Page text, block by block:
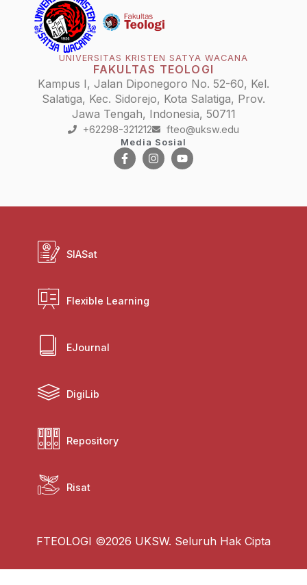
UNIVERSITAS KRISTEN SATYA WACANA
FAKULTAS TEOLOGI
Kampus I, Jalan Diponegoro No. 52-60, Kel.
Salatiga, Kec. Sidorejo, Kota Salatiga, Prov.
Jawa Tengah, Indonesia, 50711
+62298-321212 fteo@uksw.edu
Media Sosial
SIASat
Flexible Learning
EJournal
DigiLib
Repository
Risat
FTEOLOGI ©2026 UKSW. Seluruh Hak Cipta